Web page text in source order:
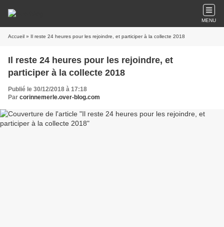
MENU
Accueil » Il reste 24 heures pour les rejoindre, et participer à la collecte 2018
Il reste 24 heures pour les rejoindre, et
participer à la collecte 2018
Publié le 30/12/2018 à 17:18
Par corinnemerle.over-blog.com